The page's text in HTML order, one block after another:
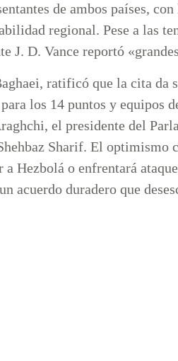
de ambos países,
regional. Pese a las
J. D. Vance reportó
ratificó que la cita da
los 14 puntos y equipos
el presidente del
Sharif. El optimismo
Hezbolá o enfrentará
acuerdo duradero que